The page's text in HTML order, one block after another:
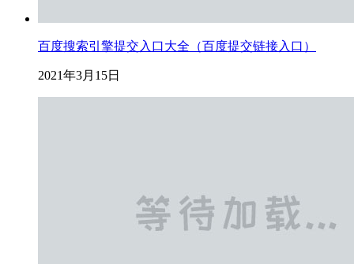
百度搜索引擎提交入口大全（百度提交链接入口）
2021年3月15日